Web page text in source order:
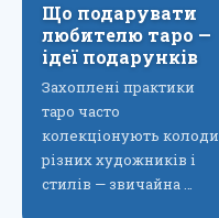
Що подарувати
любителю таро —
ідеї подарунків
Захоплені практики
таро часто
колекціонують колоди
різних художників і
стилів — звичайна …